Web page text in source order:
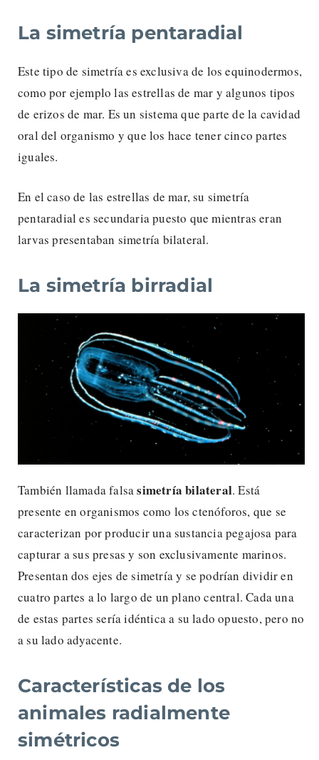
La simetría pentaradial
Este tipo de simetría es exclusiva de los equinodermos,
como por ejemplo las estrellas de mar y algunos tipos
de erizos de mar. Es un sistema que parte de la cavidad
oral del organismo y que los hace tener cinco partes
iguales.
En el caso de las estrellas de mar, su simetría
pentaradial es secundaria puesto que mientras eran
larvas presentaban simetría bilateral.
La simetría birradial
También llamada falsasimetría bilateral. Está
presente en organismos como los ctenóforos, que se
caracterizan por producir una sustancia pegajosa para
capturar a sus presas y son exclusivamente marinos.
Presentan dos ejes de simetría y se podrían dividir en
cuatro partes a lo largo de un plano central. Cada una
de estas partes sería idéntica a su lado opuesto, pero no
a su lado adyacente.
Características de los
animales radialmente
simétricos